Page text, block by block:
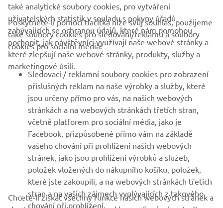
FIREMNÍ
B2B
VÍCE YAMAHA
PODPORA
ZPRAVODAJ
Získejte jako první informace o nejnovějších nabídkách,
speciálních akcích, nových verzích a mnoho dalšího
také analytické soubory cookies, pro vytváření
uživatelských statistik v souladu s pokyny úřadů
zabývajících se ochranou údajů, které nám pomohou
pochopit, jak návštěvníci využívají naše webové stránky a
které zlepšují naše webové stránky, produkty, služby a
marketingové úsilí.
Poskytnete-li pomocí tlačítka níže svůj souhlas, použijeme
také soubory cookies pro sledování/reklamu a soubory
cookies pro sociální média:
Sledovací / reklamní soubory cookies pro zobrazení
příslušných reklam na naše výrobky a služby, které
jsou určeny přímo pro vás, na našich webových
stránkách a na webových stránkách třetích stran,
včetně platforem pro sociální média, jako je
Facebook, přizpůsobené přímo vám na základě
vašeho chování při prohlížení našich webových
stránek, jako jsou prohlížení výrobků a služeb,
položek vložených do nákupního košíku, položek,
které jste zakoupili, a na webových stránkách třetích
stran a na vašich zájmech vyplývajících z takového
chování při prohlížení.
Chcete-li získat všechny funkce našich webových stránek a